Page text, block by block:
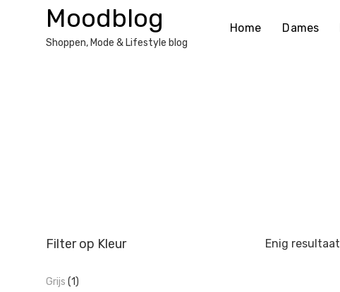
Moodblog
Shoppen, Mode & Lifestyle blog
Home Dames
Enig resultaat
Filter op Kleur
Grijs (1)